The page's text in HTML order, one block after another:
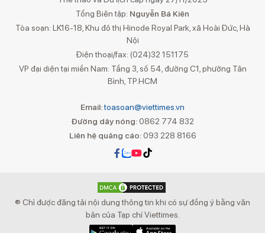
Tổng Biên tập: Nguyễn Bá Kiên
Tòa soạn: LK16-18, Khu đô thị Hinode Royal Park, xã Hoài Đức, Hà
Nội
Điện thoại/fax: (024)32 151175
VP đại diện tại miền Nam: Tầng 3, số 54, đường C1, phường Tân
Bình, TP.HCM
Email:toasoan@viettimes.vn
Đường dây nóng: 0862 774 832
Liên hệ quảng cáo:093 228 8166
® Chỉ được đăng tải nội dung thông tin khi có sự đồng ý bằng văn
bản của Tạp chí Viettimes.